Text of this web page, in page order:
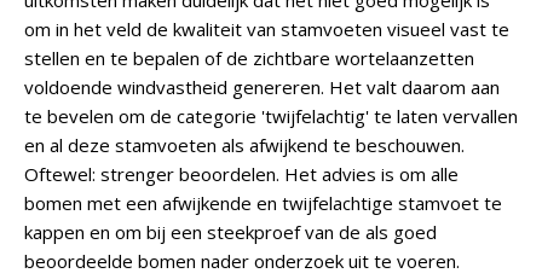
om in het veld de kwaliteit van stamvoeten visueel vast te
stellen en te bepalen of de zichtbare wortelaanzetten
voldoende windvastheid genereren. Het valt daarom aan
te bevelen om de categorie 'twijfelachtig' te laten vervallen
en al deze stamvoeten als afwijkend te beschouwen.
Oftewel: strenger beoordelen. Het advies is om alle
bomen met een afwijkende en twijfelachtige stamvoet te
kappen en om bij een steekproef van de als goed
beoordeelde bomen nader onderzoek uit te voeren.